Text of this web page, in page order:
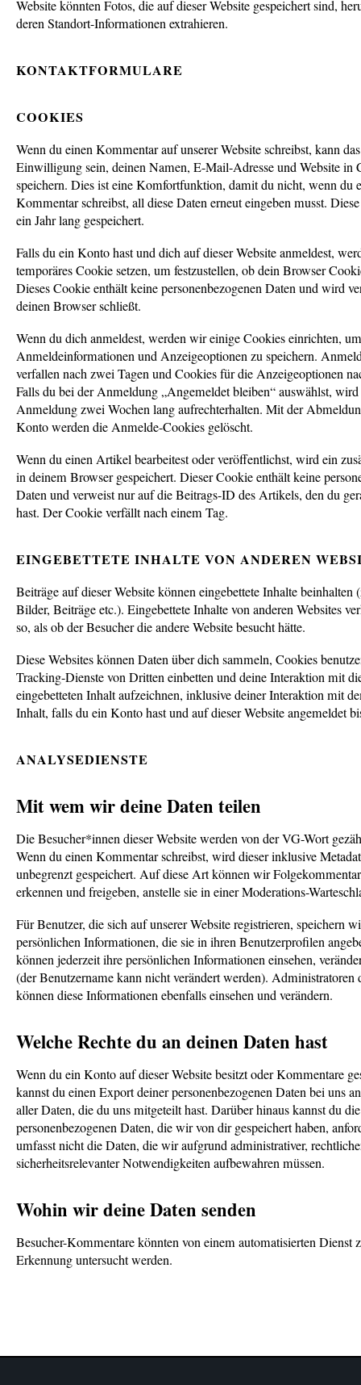
Website könnten Fotos, die auf dieser Website gespeichert sind,
deren Standort-Informationen extrahieren.
KONTAKTFORMULARE
COOKIES
Wenn du einen Kommentar auf unserer Website schreibst, kann
Einwilligung sein, deinen Namen, E-Mail-Adresse und Website in
speichern. Dies ist eine Komfortfunktion, damit du nicht, wenn du
Kommentar schreibst, all diese Daten erneut eingeben musst.
ein Jahr lang gespeichert.
Falls du ein Konto hast und dich auf dieser Website anmeldest,
temporäres Cookie setzen, um festzustellen, ob dein Browser
Dieses Cookie enthält keine personenbezogenen Daten und wird
deinen Browser schließt.
Wenn du dich anmeldest, werden wir einige Cookies einrichten,
Anmeldeinformationen und Anzeigeoptionen zu speichern.
verfallen nach zwei Tagen und Cookies für die Anzeigeoptionen
Falls du bei der Anmeldung „Angemeldet bleiben“ auswählst,
Anmeldung zwei Wochen lang aufrechterhalten. Mit der
Konto werden die Anmelde-Cookies gelöscht.
Wenn du einen Artikel bearbeitest oder veröffentlichst, wird ein
in deinem Browser gespeichert. Dieser Cookie enthält keine
Daten und verweist nur auf die Beitrags-ID des Artikels, den du
hast. Der Cookie verfällt nach einem Tag.
EINGEBETTETE INHALTE VON ANDEREN
Beiträge auf dieser Website können eingebettete Inhalte
Bilder, Beiträge etc.). Eingebettete Inhalte von anderen Websites
so, als ob der Besucher die andere Website besucht hätte.
Diese Websites können Daten über dich sammeln, Cookies
Tracking-Dienste von Dritten einbetten und deine Interaktion mit
eingebetteten Inhalt aufzeichnen, inklusive deiner Interaktion mit
Inhalt, falls du ein Konto hast und auf dieser Website angemeldet
ANALYSEDIENSTE
Mit wem wir deine Daten teilen
Die Besucher*innen dieser Website werden von der VG-Wort
Wenn du einen Kommentar schreibst, wird dieser inklusive
unbegrenzt gespeichert. Auf diese Art können wir
erkennen und freigeben, anstelle sie in einer Moderations-
Für Benutzer, die sich auf unserer Website registrieren, speichern
persönlichen Informationen, die sie in ihren Benutzerprofilen
können jederzeit ihre persönlichen Informationen einsehen,
(der Benutzername kann nicht verändert werden). Administratoren
können diese Informationen ebenfalls einsehen und verändern.
Welche Rechte du an deinen Daten hast
Wenn du ein Konto auf dieser Website besitzt oder Kommentare
kannst du einen Export deiner personenbezogenen Daten bei uns
aller Daten, die du uns mitgeteilt hast. Darüber hinaus kannst du
personenbezogenen Daten, die wir von dir gespeichert haben,
umfasst nicht die Daten, die wir aufgrund administrativer,
sicherheitsrelevanter Notwendigkeiten aufbewahren müssen.
Wohin wir deine Daten senden
Besucher-Kommentare könnten von einem automatisierten Dienst
Erkennung untersucht werden.